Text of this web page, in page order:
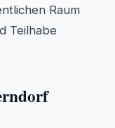
Raum
Teilhabe